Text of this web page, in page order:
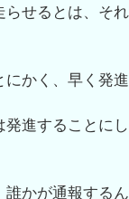
せるとは、そ
かく、早く発
進することにし
かが通報するん